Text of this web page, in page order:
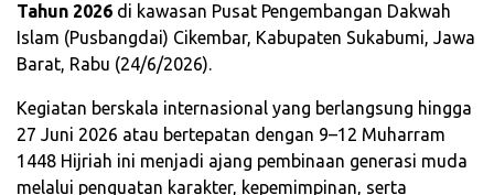
Tahun 2026 di kawasan Pusat Pengembangan Dakwah
Islam (Pusbangdai) Cikembar, Kabupaten Sukabumi, Jawa
Barat, Rabu (24/6/2026).
Kegiatan berskala internasional yang berlangsung hingga
27 Juni 2026 atau bertepatan dengan 9–12 Muharram
1448 Hijriah ini menjadi ajang pembinaan generasi muda
melalui penguatan karakter, kepemimpinan, serta